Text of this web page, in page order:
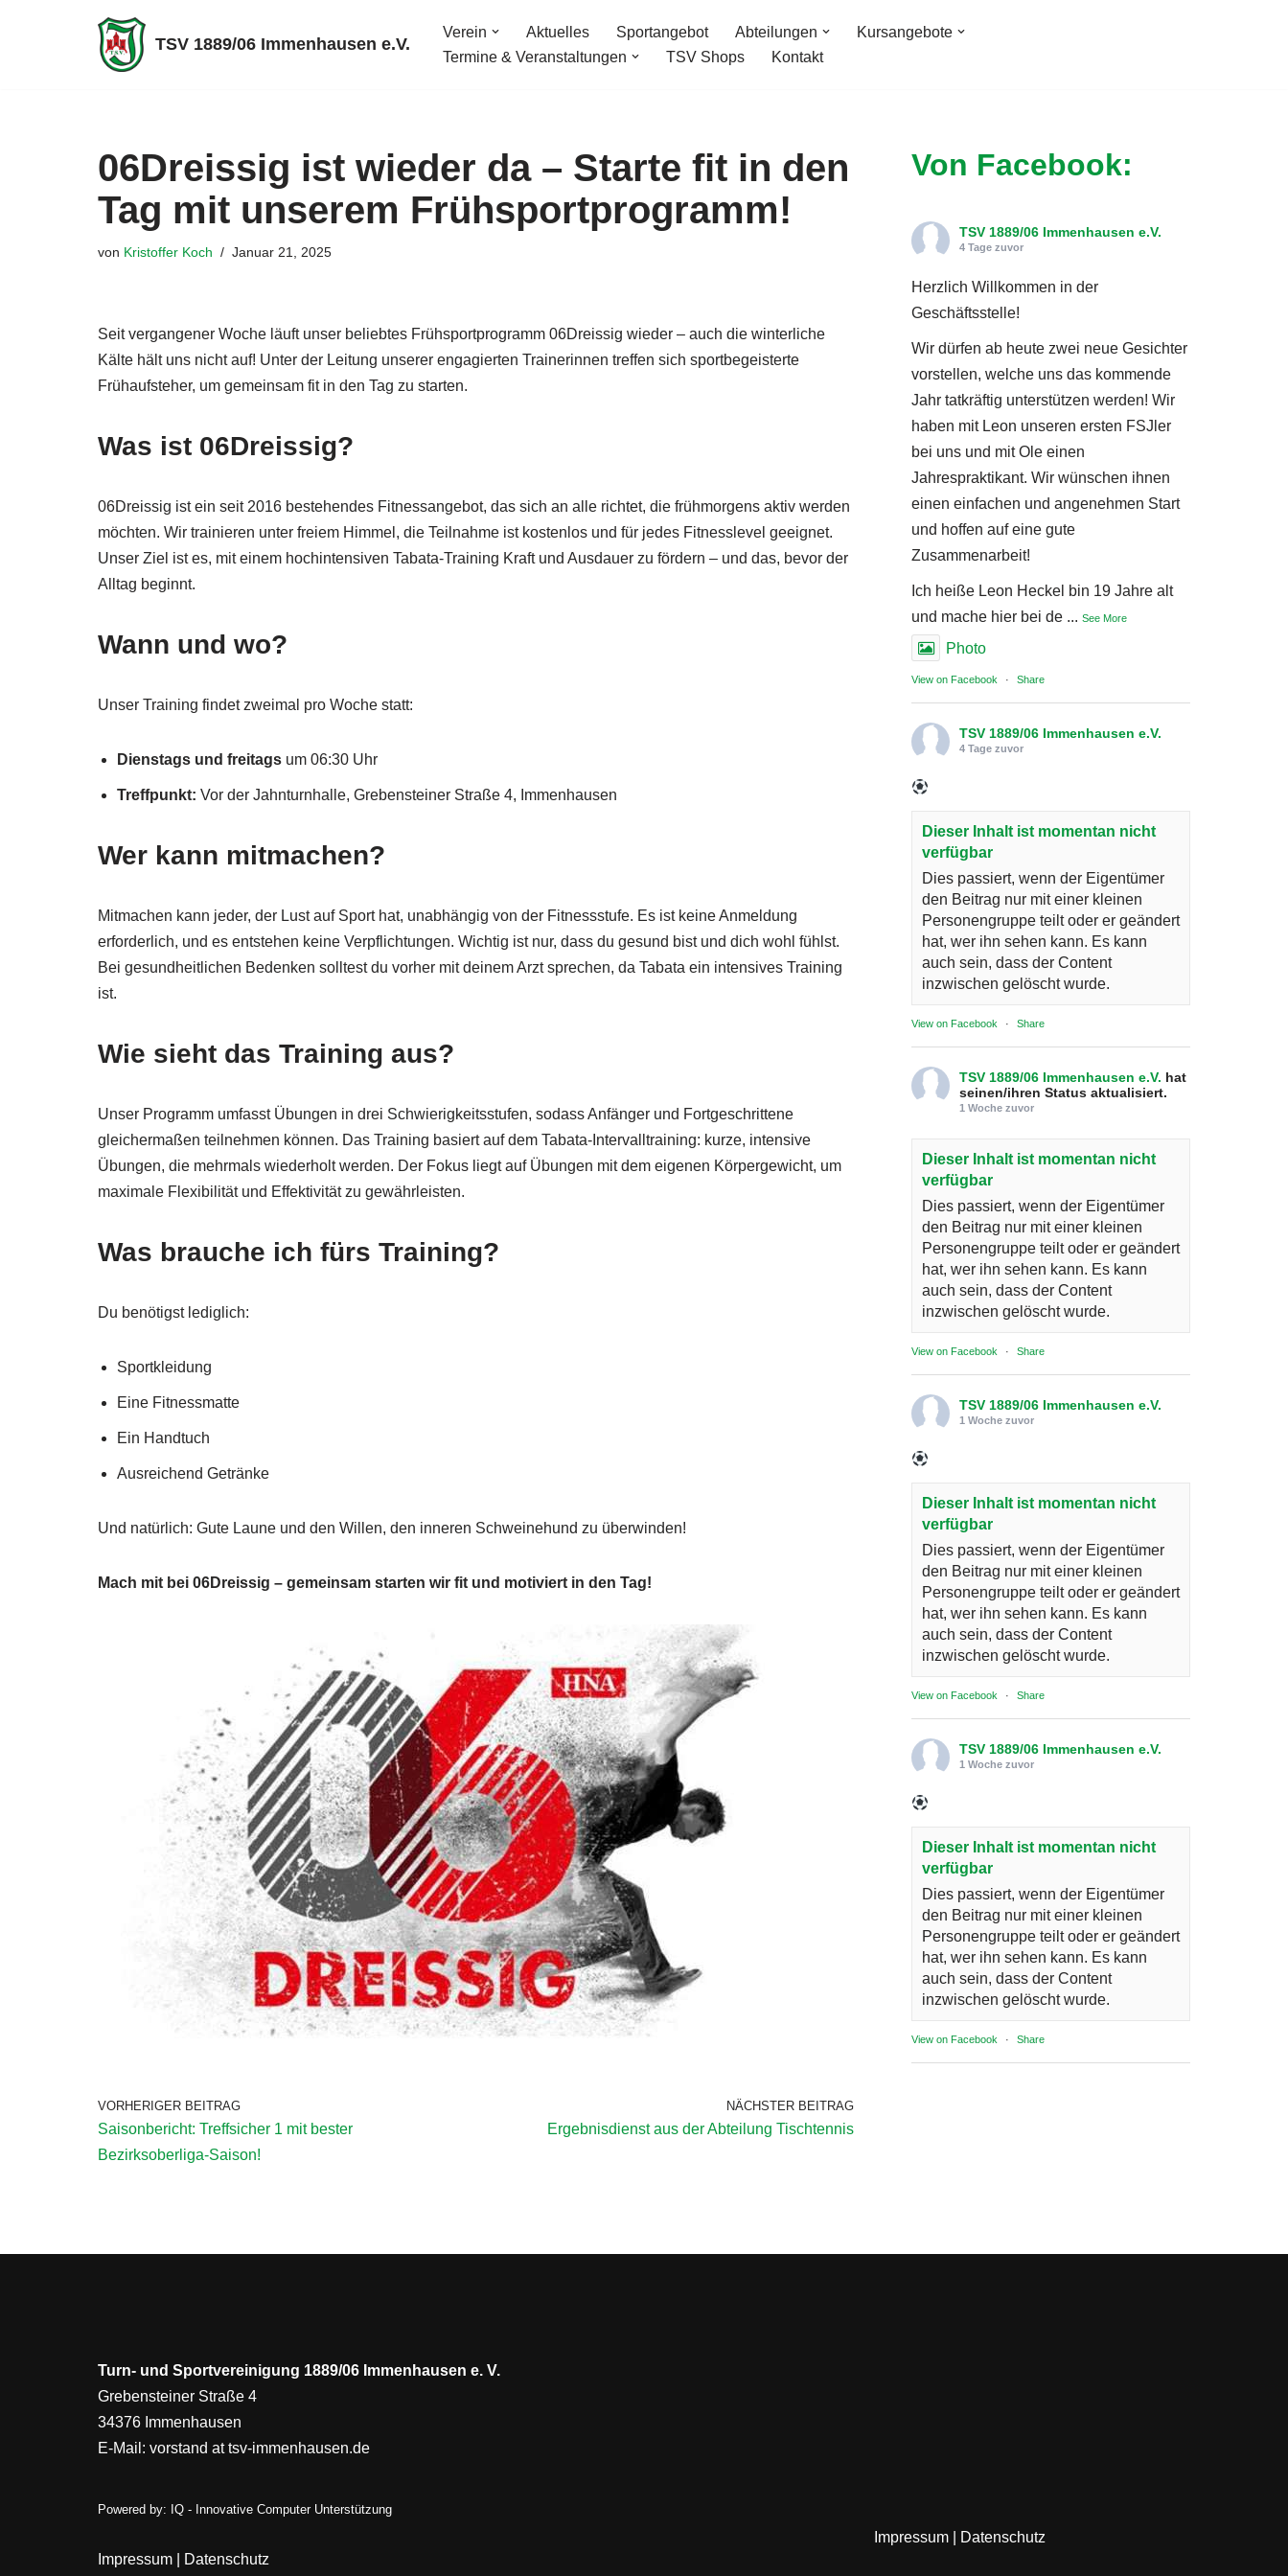
TSV 1889/06 Immenhausen e.V.
Verein Aktuelles Sportangebot Abteilungen
Kursangebote
Termine & Veranstaltungen
TSV Shops Kontakt
06Dreissig ist wieder da – Starte fit in den
Tag mit unserem Frühsportprogramm!
von Kristoffer Koch Januar 21, 2025
Seit vergangener Woche läuft unser beliebtes Frühsportprogramm 06Dreissig wieder – auch die winterliche
Kälte hält uns nicht auf! Unter der Leitung unserer engagierten Trainerinnen treffen sich sportbegeisterte
Frühaufsteher, um gemeinsam fit in den Tag zu starten.
Was ist 06Dreissig?
06Dreissig ist ein seit 2016 bestehendes Fitnessangebot, das sich an alle richtet, die frühmorgens aktiv werden
möchten. Wir trainieren unter freiem Himmel, die Teilnahme ist kostenlos und für jedes Fitnesslevel geeignet.
Unser Ziel ist es, mit einem hochintensiven Tabata-Training Kraft und Ausdauer zu fördern – und das, bevor der
Alltag beginnt.
Wann und wo?
Unser Training findet zweimal pro Woche statt:
Dienstags und freitags um 06:30 Uhr
Treffpunkt: Vor der Jahnturnhalle, Grebensteiner Straße 4, Immenhausen
Wer kann mitmachen?
Mitmachen kann jeder, der Lust auf Sport hat, unabhängig von der Fitnessstufe. Es ist keine Anmeldung
erforderlich, und es entstehen keine Verpflichtungen. Wichtig ist nur, dass du gesund bist und dich wohl fühlst.
Bei gesundheitlichen Bedenken solltest du vorher mit deinem Arzt sprechen, da Tabata ein intensives Training
ist.
Wie sieht das Training aus?
Unser Programm umfasst Übungen in drei Schwierigkeitsstufen, sodass Anfänger und Fortgeschrittene
gleichermaßen teilnehmen können. Das Training basiert auf dem Tabata-Intervalltraining: kurze, intensive
Übungen, die mehrmals wiederholt werden. Der Fokus liegt auf Übungen mit dem eigenen Körpergewicht, um
maximale Flexibilität und Effektivität zu gewährleisten.
Was brauche ich fürs Training?
Du benötigst lediglich:
Sportkleidung
Eine Fitnessmatte
Ein Handtuch
Ausreichend Getränke
Und natürlich: Gute Laune und den Willen, den inneren Schweinehund zu überwinden!
Mach mit bei 06Dreissig – gemeinsam starten wir fit und motiviert in den Tag!
VORHERIGER BEITRAG
Saisonbericht: Treffsicher 1 mit bester
Bezirksoberliga-Saison!
NÄCHSTER BEITRAG
Ergebnisdienst aus der Abteilung Tischtennis
Von Facebook:
TSV 1889/06 Immenhausen e.V.
4 Tage zuvor
Herzlich Willkommen in der
Geschäftsstelle!
Wir dürfen ab heute zwei neue Gesichter
vorstellen, welche uns das kommende
Jahr tatkräftig unterstützen werden! Wir
haben mit Leon unseren ersten FSJler
bei uns und mit Ole einen
Jahrespraktikant. Wir wünschen ihnen
einen einfachen und angenehmen Start
und hoffen auf eine gute
Zusammenarbeit!
Ich heiße Leon Heckel bin 19 Jahre alt
und mache hier bei de ... See More
Photo
View on Facebook · Share
TSV 1889/06 Immenhausen e.V.
4 Tage zuvor
Dieser Inhalt ist momentan nicht
verfügbar
Dies passiert, wenn der Eigentümer
den Beitrag nur mit einer kleinen
Personengruppe teilt oder er geändert
hat, wer ihn sehen kann. Es kann
auch sein, dass der Content
inzwischen gelöscht wurde.
View on Facebook · Share
TSV 1889/06 Immenhausen e.V. hat
seinen/ihren Status aktualisiert.
1 Woche zuvor
Dieser Inhalt ist momentan nicht
verfügbar
Dies passiert, wenn der Eigentümer
den Beitrag nur mit einer kleinen
Personengruppe teilt oder er geändert
hat, wer ihn sehen kann. Es kann
auch sein, dass der Content
inzwischen gelöscht wurde.
View on Facebook · Share
TSV 1889/06 Immenhausen e.V.
1 Woche zuvor
Dieser Inhalt ist momentan nicht
verfügbar
Dies passiert, wenn der Eigentümer
den Beitrag nur mit einer kleinen
Personengruppe teilt oder er geändert
hat, wer ihn sehen kann. Es kann
auch sein, dass der Content
inzwischen gelöscht wurde.
View on Facebook · Share
TSV 1889/06 Immenhausen e.V.
1 Woche zuvor
Dieser Inhalt ist momentan nicht
verfügbar
Dies passiert, wenn der Eigentümer
den Beitrag nur mit einer kleinen
Personengruppe teilt oder er geändert
hat, wer ihn sehen kann. Es kann
auch sein, dass der Content
inzwischen gelöscht wurde.
View on Facebook · Share
Turn- und Sportvereinigung 1889/06 Immenhausen e. V.
Grebensteiner Straße 4
34376 Immenhausen
E-Mail: vorstand at tsv-immenhausen.de
Powered by: IQ - Innovative Computer Unterstützung
Impressum Datenschutz
Impressum Datenschutz